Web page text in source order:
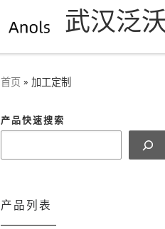
武汉泛
首页» 加工定制
产品快速搜索
产品列表